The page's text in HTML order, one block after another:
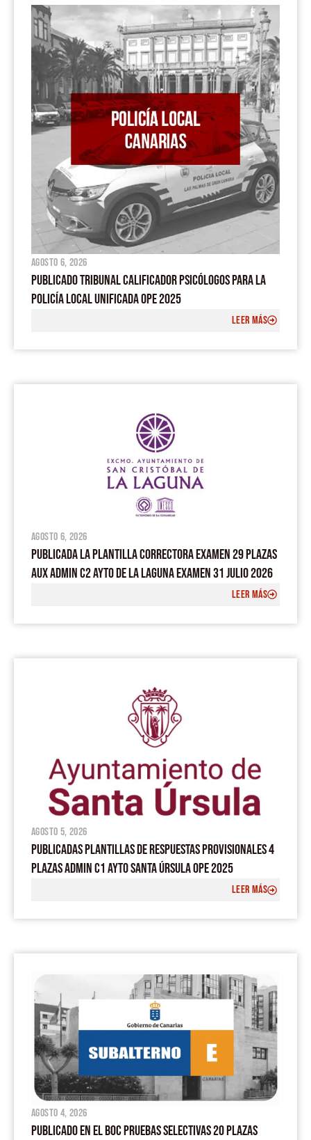
agosto 6, 2026
PUBLICADO TRIBUNAL CALIFICADOR PSICÓLOGOS PARA LA
POLICÍA LOCAL UNIFICADA OPE 2025
LEER MÁS
agosto 6, 2026
PUBLICADA LA PLANTILLA CORRECTORA EXAMEN 29 PLAZAS
AUX ADMIN C2 AYTO DE LA LAGUNA EXAMEN 31 JULIO 2026
LEER MÁS
agosto 5, 2026
PUBLICADAS PLANTILLAS DE RESPUESTAS PROVISIONALES 4
PLAZAS ADMIN C1 AYTO SANTA ÚRSULA OPE 2025
LEER MÁS
agosto 4, 2026
PUBLICADO EN EL BOC PRUEBAS SELECTIVAS 20 PLAZAS